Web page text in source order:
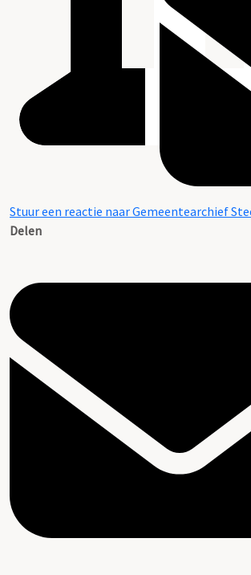
Stuur een reactie naar Gemeentearchief
Delen